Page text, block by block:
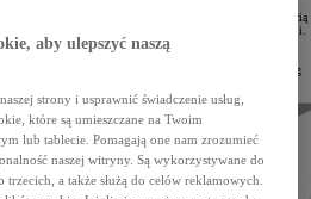
rynku samochodowego i cieszy się dużą popularnością
roku park flotowy powiększył się o 20 750 egz. Corolli.
trwającej wyprzedaży aut z rocznika 2023 firmy mogą teraz
doradcy flotowi pomogą dobrać wersję
też atrakcyjne warunki finansowania, w tym m.in. Leasing
aby ulepszyć naszą
strony i usprawnić świadczenie usług,
które są umieszczane na Twoim
lub tablecie. Pomagają one nam zrozumieć
naszej witryny. Są wykorzystywane do
trzecich, a także służą do celów reklamowych.